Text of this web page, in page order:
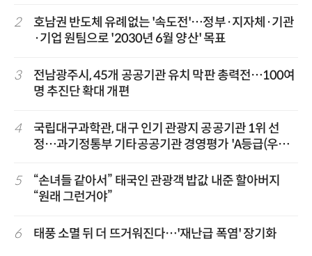
2
호남권 반도체 유례없는 '속도전'…정부·지자체·기관
·기업 원팀으로 '2030년 6월 양산' 목표
3
전남광주시, 45개 공공기관 유치 막판 총력전…100여
명 추진단 확대 개편
4
국립대구과학관, 대구 인기 관광지 공공기관 1위 선
정…과기정통부 기타공공기관 경영평가 'A등급(우수)'
5
“손녀들 같아서” 태국인 관광객 밥값 내준 할아버지
“원래 그런거야”
6 태풍 소멸 뒤 더 뜨거워진다…'재난급 폭염' 장기화